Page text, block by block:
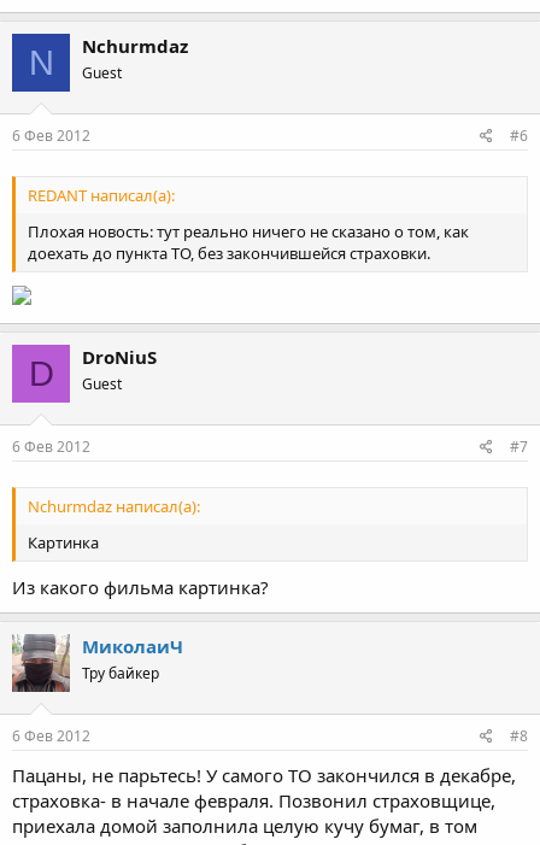
N Nchurmdaz
Guest
6 Фев 2012 #6
REDANT написал(а):
Плохая новость: тут реально ничего не сказано о том, как
доехать до пункта ТО, без закончившейся страховки.
D DroNiuS
Guest
6 Фев 2012 #7
Nchurmdaz написал(а):
Картинка
Из какого фильма картинка?
МиколаиЧ
Тру байкер
6 Фев 2012 #8
Пацаны, не парьтесь! У самого ТО закончился в декабре,
страховка- в начале февраля. Позвонил страховщице,
приехала домой заполнила целую кучу бумаг, в том